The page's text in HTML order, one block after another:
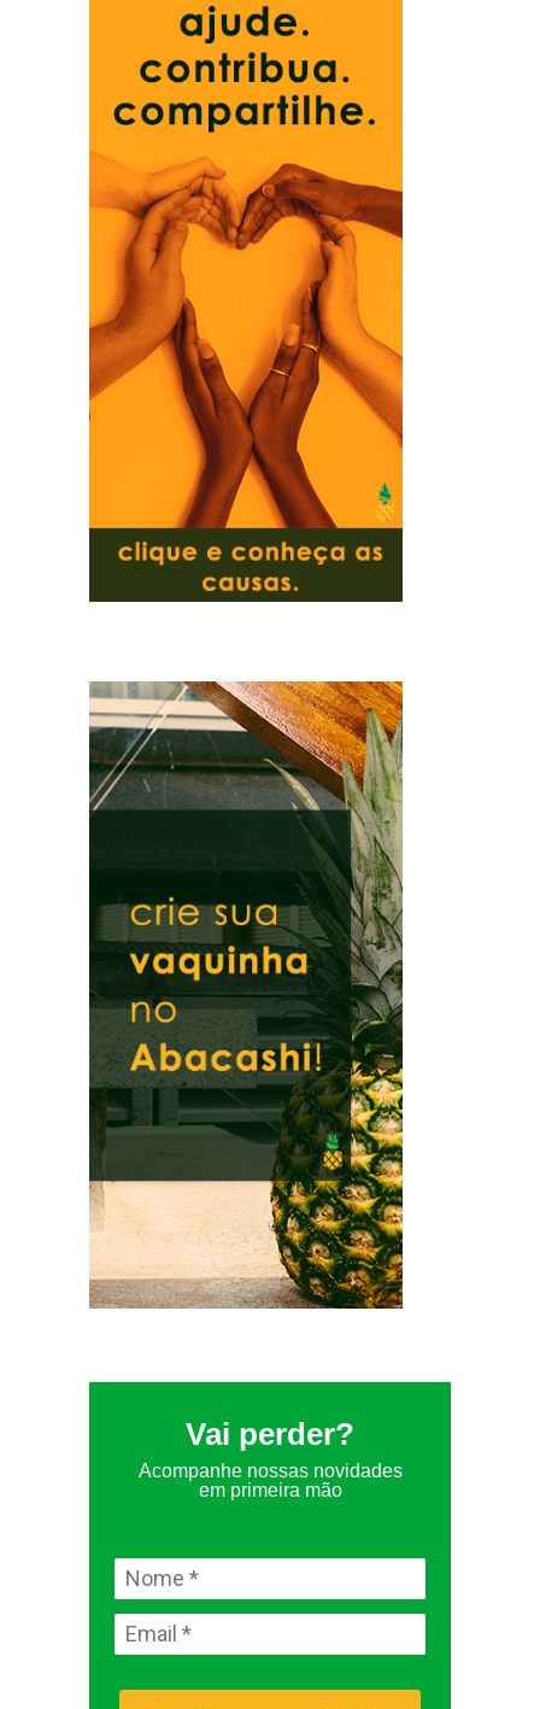
Vai perder?
Acompanhe nossas novidades
em primeira mão